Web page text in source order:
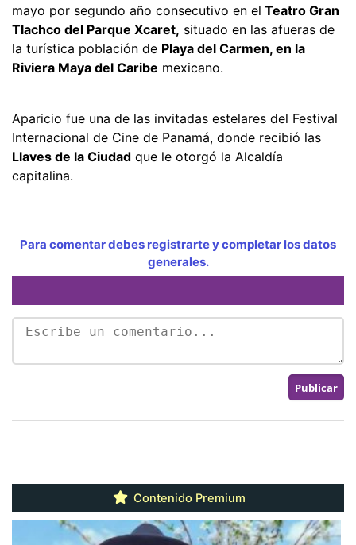
mayo por segundo año consecutivo en el Teatro Gran
Tlachco del Parque Xcaret, situado en las afueras de
la turística población de Playa del Carmen, en la
Riviera Maya del Caribe mexicano.
Aparicio fue una de las invitadas estelares del Festival
Internacional de Cine de Panamá, donde recibió las
Llaves de la Ciudad que le otorgó la Alcaldía
capitalina.
Para comentar debes registrarte y completar los datos
generales.
Contenido Premium